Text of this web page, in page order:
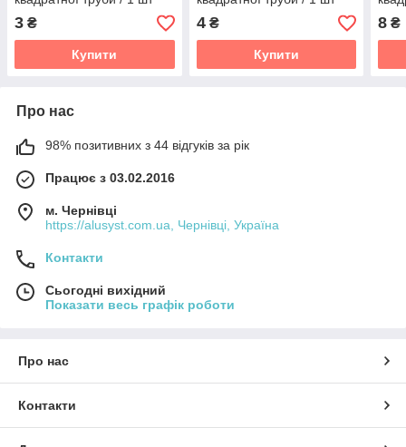
3 ₴
Купити
4₴
Купити
8 ₴
Про нас
98% позитивних з 44 відгуків за рік
Працює з 03.02.2016
м. Чернівці
https://alusyst.com.ua, Чернівці, Україна
Контакти
Сьогодні вихідний
Показати весь графік роботи
Про нас
Контакти